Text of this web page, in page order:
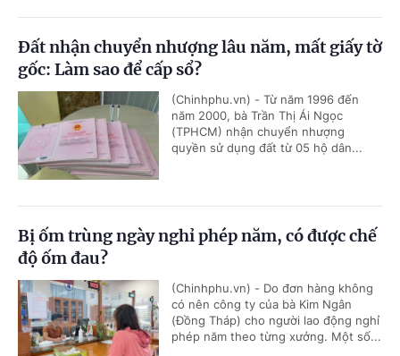
Đất nhận chuyển nhượng lâu năm, mất giấy tờ
gốc: Làm sao để cấp sổ?
(Chinhphu.vn) - Từ năm 1996 đến
năm 2000, bà Trần Thị Ái Ngọc
(TPHCM) nhận chuyển nhượng
quyền sử dụng đất từ 05 hộ dân...
Bị ốm trùng ngày nghỉ phép năm, có được chế
độ ốm đau?
(Chinhphu.vn) - Do đơn hàng không
có nên công ty của bà Kim Ngân
(Đồng Tháp) cho người lao động nghỉ
phép năm theo từng xưởng. Một số...